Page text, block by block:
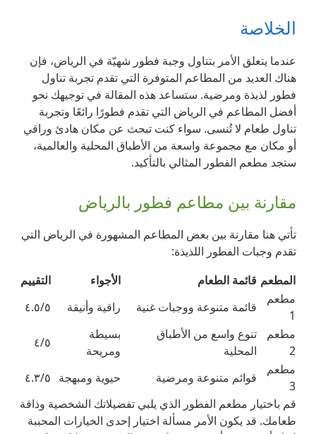
الخلاصة
عندما يتعلق الأمر بتناول وجبة فطور شهيّة في الرياض، فإن
هناك العديد من المطاعم المتوفرة التي تقدم تجربة تناول
فطور لذيذة ومرضية. ستساعد هذه المقالة في توجيهك نحو
أفضل المطاعم في الرياض التي تقدم فطورًا رائعًا وتجربة
تناول طعام لا تُنسى. سواء كنت تبحث عن مكان هادئ وراقي
أو مكان مع مجموعة واسعة من الأطباق المحلية والعالمية،
ستجد مطعم الفطور المثالي بالتأكيد.
مقارنة بين مطاعم فطور بالرياض
تأتي هنا مقارنة بين بعض المطاعم المشهورة في الرياض التي
تقدم وجبات الفطور اللذيذة:
المطعم قائمة الطعام الأجواء
التقييم
مطعم
1
قائمة متنوعة ووجبات غنية راقية وأنيقة
٤.٥/٥
مطعم
2
تنوع واسع من الأطباق
المحلية
بسيطة
ومريحة
٤/٥
مطعم
3
قوائم متنوعة ومرضية حيوية ومبهجة ٤.٣/٥
قم باختيار مطعم الفطور الذي يلبي تفضيلاتك الشخصية وذاقة
طعامك. قد يكون الأمر مسألة اختيار إحدى الخيارات المحببة